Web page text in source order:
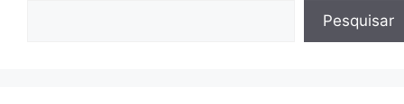
Pesquisar